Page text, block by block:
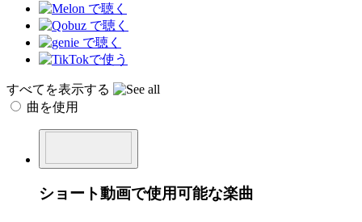
すべてを表示する
曲を使用
ショート動画で使用可能な楽曲